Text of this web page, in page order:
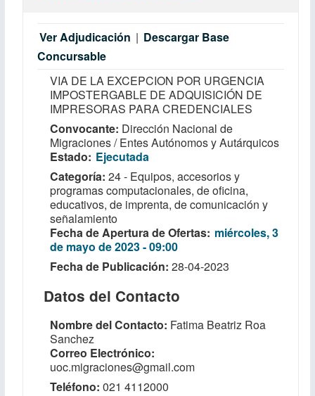
Ver Adjudicación | Descargar Base
Concursable
VIA DE LA EXCEPCION POR URGENCIA
IMPOSTERGABLE DE ADQUISICIÓN DE
IMPRESORAS PARA CREDENCIALES
Convocante Dirección Nacional de
Migraciones / Entes Autónomos y Autárquicos
Estado Ejecutada
Categoría 24 - Equipos, accesorios y
programas computacionales, de oficina,
educativos, de imprenta, de comunicación y
señalamiento
Fecha de Apertura de Ofertas miércoles, 3
de mayo de 2023 - 09:00
Fecha de Publicación 28-04-2023
Datos del Contacto
Nombre del Contacto Fatima Beatriz Roa
Sanchez
Correo Electrónico
uoc.migraciones@gmail.com
Teléfono 021 4112000